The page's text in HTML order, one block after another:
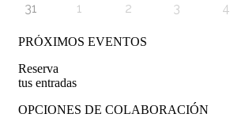
31 1 2 3 4
PRÓXIMOS EVENTOS
Reserva
tus entradas
OPCIONES DE COLABORACIÓN